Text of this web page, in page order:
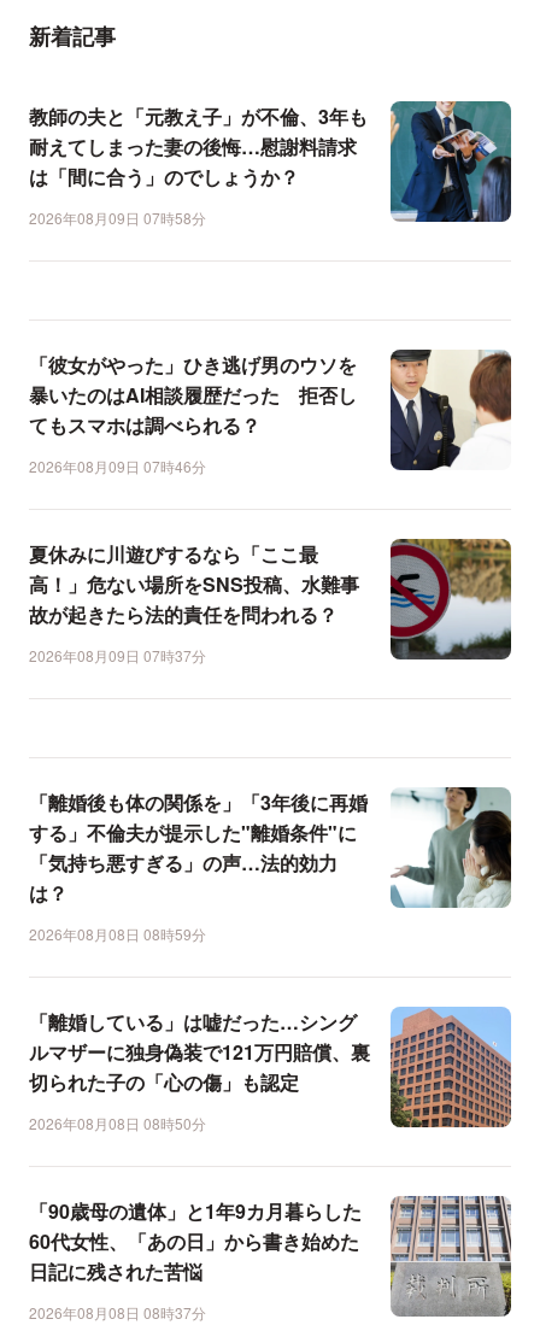
新着記事
教師の夫と「元教え子」が不倫、3年も
耐えてしまった妻の後悔…慰謝料請求
は「間に合う」のでしょうか？
2026年08月09日 07時58分
「彼女がやった」ひき逃げ男のウソを
暴いたのはAI相談履歴だった 拒否し
てもスマホは調べられる？
2026年08月09日 07時46分
夏休みに川遊びするなら「ここ最
高！」危ない場所をSNS投稿、水難事
故が起きたら法的責任を問われる？
2026年08月09日 07時37分
「離婚後も体の関係を」「3年後に再婚
する」不倫夫が提示した"離婚条件"に
「気持ち悪すぎる」の声…法的効力
は？
2026年08月08日 08時59分
「離婚している」は嘘だった…シング
ルマザーに独身偽装で121万円賠償、裏
切られた子の「心の傷」も認定
2026年08月08日 08時50分
「90歳母の遺体」と1年9カ月暮らした
60代女性、「あの日」から書き始めた
日記に残された苦悩
2026年08月08日 08時37分